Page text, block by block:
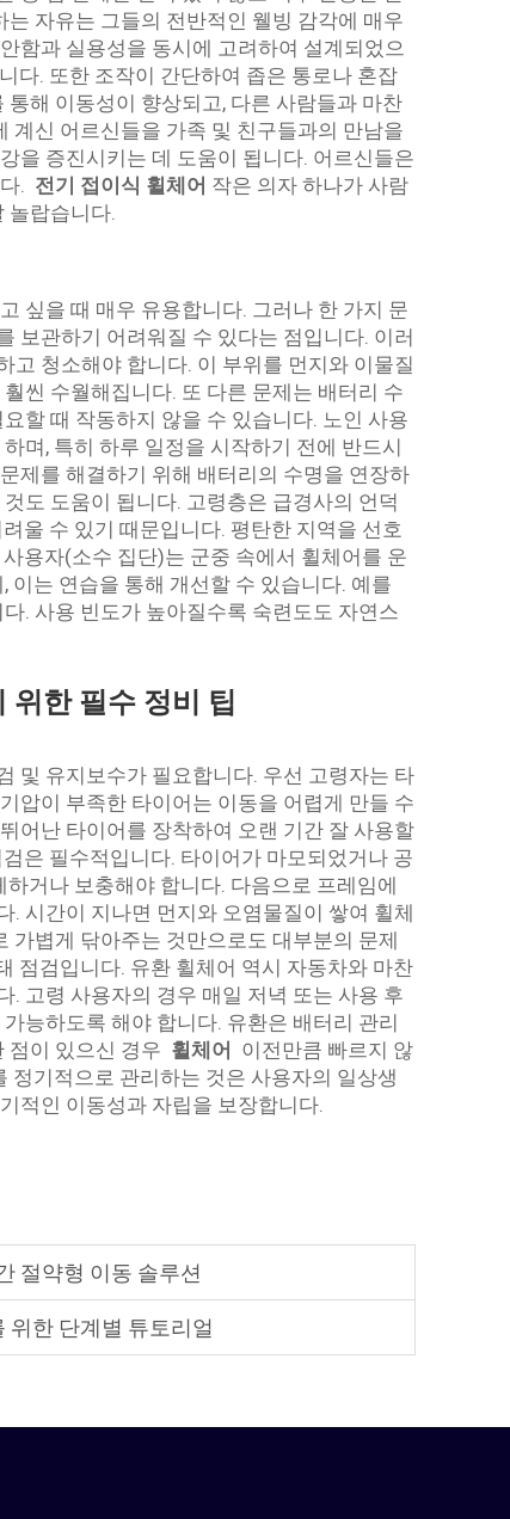
자유는 그들의 전반적인 웰빙 감각에 매우
함과 실용성을 동시에 고려하여 설계되었으
다. 또한 조작이 간단하여 좁은 통로나 혼잡
해 이동성이 향상되고, 다른 사람들과 마찬
계신 어르신들을 가족 및 친구들과의 만남을
을 증진시키는 데 도움이 됩니다. 어르신들은
. 전기 접이식 휠체어 작은 의자 하나가 사람
놀랍습니다.
싶을 때 매우 유용합니다. 그러나 한 가지 문
보관하기 어려워질 수 있다는 점입니다. 이러
청소해야 합니다. 이 부위를 먼지와 이물질
씬 수월해집니다. 또 다른 문제는 배터리 수
할 때 작동하지 않을 수 있습니다. 노인 사용
며, 특히 하루 일정을 시작하기 전에 반드시
제를 해결하기 위해 배터리의 수명을 연장하
도 도움이 됩니다. 고령층은 급경사의 언덕
울 수 있기 때문입니다. 평탄한 지역을 선호
용자(소수 집단)는 군중 속에서 휠체어를 운
이는 연습을 통해 개선할 수 있습니다. 예를
. 사용 빈도가 높아질수록 숙련도도 자연스
위한 필수 정비 팁
및 유지보수가 필요합니다. 우선 고령자는 타
압이 부족한 타이어는 이동을 어렵게 만들 수
어난 타이어를 장착하여 오랜 기간 잘 사용할
은 필수적입니다. 타이어가 마모되었거나 공
거나 보충해야 합니다. 다음으로 프레임에
시간이 지나면 먼지와 오염물질이 쌓여 휠체
가볍게 닦아주는 것만으로도 대부분의 문제
점검입니다. 유환 휠체어 역시 자동차와 마찬
. 고령 사용자의 경우 매일 저녁 또는 사용 후
능하도록 해야 합니다. 유환은 배터리 관리
점이 있으신 경우 휠체어
이전만큼 빠르지 않
정기적으로 관리하는 것은 사용자의 일상생
적인 이동성과 자립을 보장합니다.
절약형 이동 솔루션
위한 단계별 튜토리얼